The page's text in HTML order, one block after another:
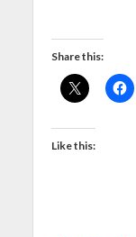
Share this:
Like this: